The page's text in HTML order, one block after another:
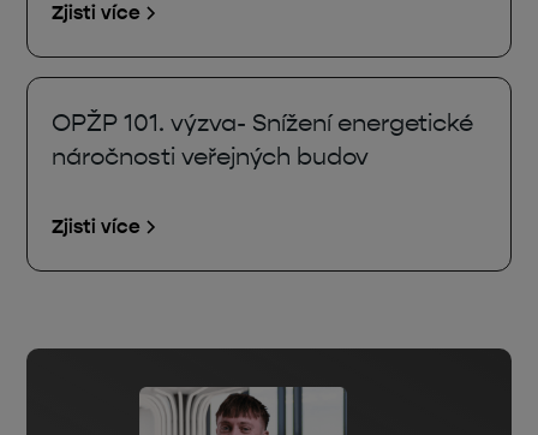
Zjisti více
OPŽP 101. výzva- Snížení energetické
náročnosti veřejných budov
Zjisti více